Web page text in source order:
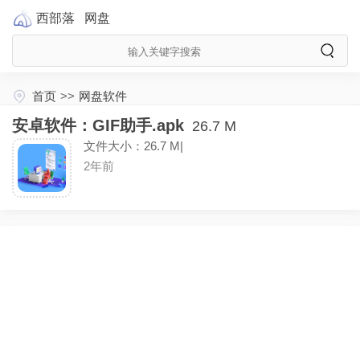
西部落 网盘
首页 >> 网盘软件
安卓软件：GIF助手.apk 26.7 M
文件大小：26.7 M|
2年前